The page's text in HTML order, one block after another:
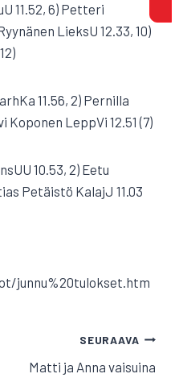
11.52, 6) Petteri
LieksU 12.33, 10)
11.56, 2) Pernilla
Koponen LeppVi 12.51 (7)
10.53, 2) Eetu
Petäistö KalajJ 11.03
junnu%20tulokset.htm
SEURAAVA
Matti ja Anna vaisuina